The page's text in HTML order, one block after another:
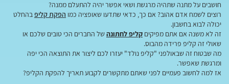
חושבים על מתנה שתהיה מרגשת ושאי אפשר יהיה להתעלם ממנה?
רוצים לשמח אדם אהוב? אם כך, כדאי שתדעו שאופציה כמו הפקת קליפבהחלט
יכולה לבוא בחשבון.
זה לא משנה אם אתם מפיקים קליפ לחתונה של החברים הכי טובים שלכם או
שאולי זה קליפ פרידה מהבוס.
מה שבטוח זה שבאולפני "קליפ נולד" יעזרו לכם ליצור את התוצאה הכי יפה
ומרגשת שאפשר.
אז למה לחשוב פעמיים לפני שאתם מתקשרים לקבוע תאריך להפקת הקליפ?